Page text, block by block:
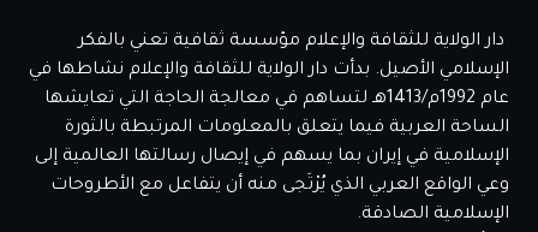
دار الولاية للثقافة والإعلام مؤسسة ثقافية تعني بالفكر
الإسلامي الأصيل. بدأت دار الولاية للثقافة والإعلام نشاطها في
عام 1992م/1413هـ لتساهم في معالجة الحاجة التي تعايشها
الساحة العربية فيما يتعلق بالمعلومات المرتبطة بالثورة
الإسلامية في إيران بما يسهم في إيصال رسالتها العالمية إلى
وعي الواقع العربي الذي يُرْتَجى منه أن يتفاعل مع الأطروحات
الإسلامية الصادقة.